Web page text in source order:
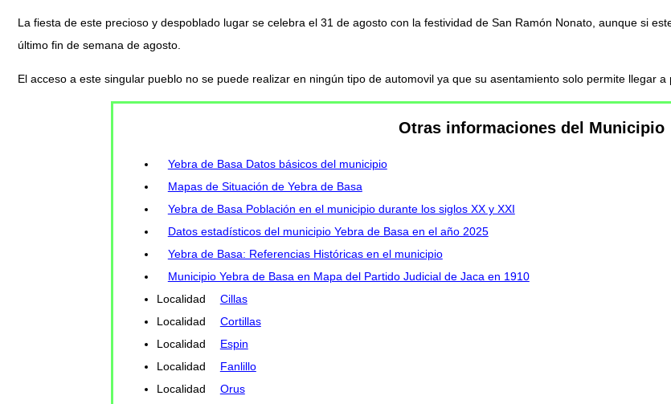
La fiesta de este precioso y despoblado lugar se celebra el 31 de agosto con la festividad de San Ramón Nonato, aunque si
último fin de semana de agosto.
El acceso a este singular pueblo no se puede realizar en ningún tipo de automovil ya que su asentamiento solo permite llegar
Otras informaciones del Municipio
Yebra de Basa Datos básicos del municipio
Mapas de Situación de Yebra de Basa
Yebra de Basa Población en el municipio durante los siglos XX y XXI
Datos estadísticos del municipio Yebra de Basa en el año 2025
Yebra de Basa: Referencias Históricas en el municipio
Municipio Yebra de Basa en Mapa del Partido Judicial de Jaca en 1910
Localidad
Cillas
Localidad
Cortillas
Localidad
Espin
Localidad
Fanlillo
Localidad
Orus